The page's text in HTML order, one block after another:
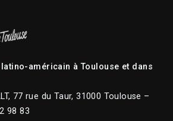
américain à Toulouse et dans
77 rue du Taur, 31000 Toulouse –
98 83